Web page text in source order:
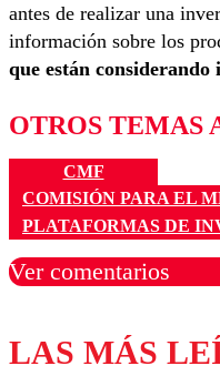
antes de realizar una
información sobre los
que están considerando
OTROS TEMAS
CMF
COMISIÓN PARA EL
PLATAFORMAS DE
Ver comentarios
Los comentarios
LAS MÁS